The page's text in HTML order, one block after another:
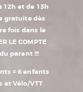
12h et de 13h
gratuite dès
fois dans le
LE COMPTE
parent !!!
= 6 enfants
et Vélo/VTT